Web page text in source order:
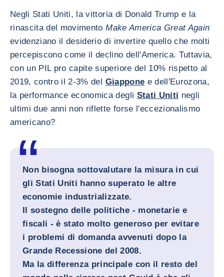
Negli Stati Uniti, la vittoria di Donald Trump e la
rinascita del movimentoMake America Great Again
evidenziano il desiderio di invertire quello che molti
percepiscono come il declino dell'America. Tuttavia,
con un PIL pro capite superiore del 10% rispetto al
2019, contro il 2-3% del Giappone e dell'Eurozona,
la performance economica degli Stati Uniti negli
ultimi due anni non riflette forse l'eccezionalismo
americano?
Non bisogna sottovalutare la misura in cui
gli Stati Uniti hanno superato le altre
economie industrializzate.
Il sostegno delle politiche - monetarie e
fiscali - è stato molto generoso per evitare
i problemi di domanda avvenuti dopo la
Grande Recessione del 2008.
Ma la differenza principale con il resto del